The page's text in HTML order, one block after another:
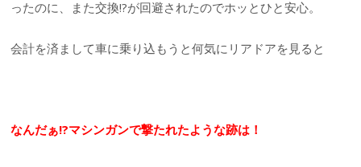
ったのに、また交換!?が回避されたのでホッとひと安心。
会計を済まして車に乗り込もうと何気にリアドアを見ると
なんだぁ!?マシンガンで撃たれたような跡は！